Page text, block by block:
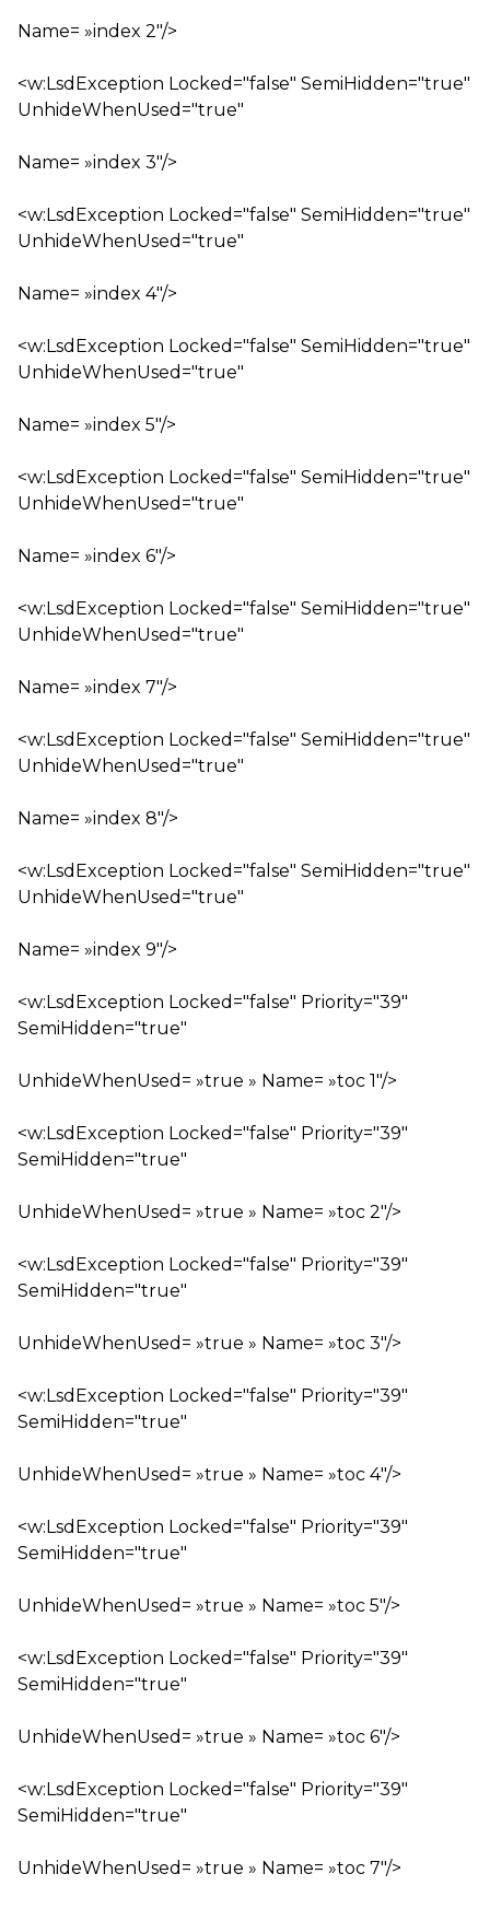
Name= »index 2″/>
<w:LsdException Locked="false" SemiHidden="true"
UnhideWhenUsed="true"
Name= »index 3″/>
<w:LsdException Locked="false" SemiHidden="true"
UnhideWhenUsed="true"
Name= »index 4″/>
<w:LsdException Locked="false" SemiHidden="true"
UnhideWhenUsed="true"
Name= »index 5″/>
<w:LsdException Locked="false" SemiHidden="true"
UnhideWhenUsed="true"
Name= »index 6″/>
<w:LsdException Locked="false" SemiHidden="true"
UnhideWhenUsed="true"
Name= »index 7″/>
<w:LsdException Locked="false" SemiHidden="true"
UnhideWhenUsed="true"
Name= »index 8″/>
<w:LsdException Locked="false" SemiHidden="true"
UnhideWhenUsed="true"
Name= »index 9″/>
<w:LsdException Locked="false" Priority="39"
SemiHidden="true"
UnhideWhenUsed= »true » Name= »toc 1″/>
<w:LsdException Locked="false" Priority="39"
SemiHidden="true"
UnhideWhenUsed= »true » Name= »toc 2″/>
<w:LsdException Locked="false" Priority="39"
SemiHidden="true"
UnhideWhenUsed= »true » Name= »toc 3″/>
<w:LsdException Locked="false" Priority="39"
SemiHidden="true"
UnhideWhenUsed= »true » Name= »toc 4″/>
<w:LsdException Locked="false" Priority="39"
SemiHidden="true"
UnhideWhenUsed= »true » Name= »toc 5″/>
<w:LsdException Locked="false" Priority="39"
SemiHidden="true"
UnhideWhenUsed= »true » Name= »toc 6″/>
<w:LsdException Locked="false" Priority="39"
SemiHidden="true"
UnhideWhenUsed= »true » Name= »toc 7″/>